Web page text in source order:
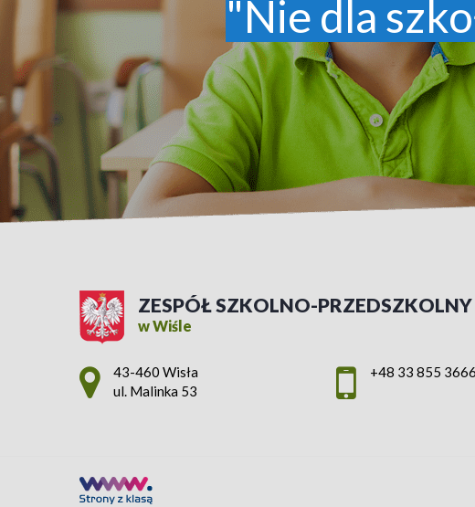
"Nie dla
ZESPÓŁ SZKOLNO-PRZEDSZKOLNY
w Wiśle
Adres pocztowy:
43-460 Wisła
ul. Malinka 53
+48 33 855 3666